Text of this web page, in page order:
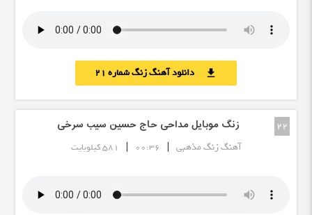
download دانلود آهنگ زنگ شماره 21
22 زنگ موبایل مداحی حاج حسین سیب سرخی
آهنگ زنگ مذهبی |
00:36
| 581 کیلوبایت